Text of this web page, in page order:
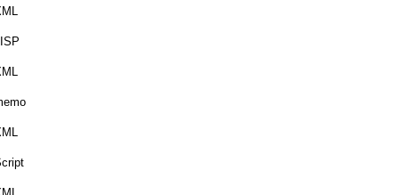
LISP